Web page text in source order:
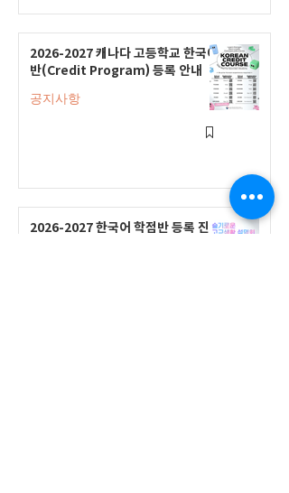
2026-2027 캐나다 고등학교 한국어
반(Credit Program) 등록 안내
공지사항
2026-2027 한국어 학점반 등록 진